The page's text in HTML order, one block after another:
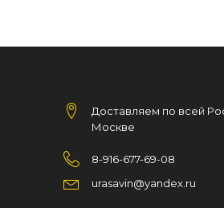
Доставляем по всей
Москве
8-916-677-69-08
urasavin@yandex.ru